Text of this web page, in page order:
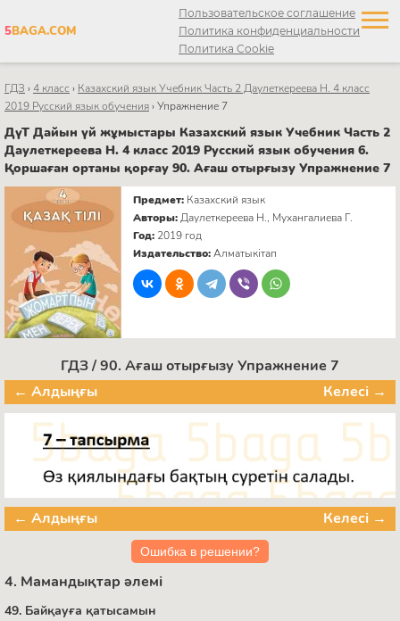
5BAGA.COM
Пользовательское соглашение
Политика конфиденциальности
Политика Cookie
ГДЗ ›4 класс › Казахский язык Учебник Часть 2 Даулеткереева Н. 4 класс
2019 Русский язык обучения›Упражнение 7
ДүТ Дайын үй жұмыстары Казахский язык Учебник Часть 2
Даулеткереева Н. 4 класс 2019 Русский язык обучения 6.
Қоршаған ортаны қорғау 90. Ағаш отырғызу Упражнение 7
Предмет: Казахский язык
Авторы:Даулеткереева Н., Мухангалиева Г.
Год: 2019 год
Издательство:Алматыкітап
ГДЗ / 90. Ағаш отырғызу Упражнение 7
← Алдыңғы
Келесі →
← Алдыңғы Келесі →
Ошибка в решении?
4. Мамандықтар әлемі
49. Байқауға қатысамын